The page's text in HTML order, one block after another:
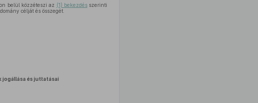
belül közzéteszi az (1) bekezdésszerinti
célját és összegét.
jogállása és juttatásai